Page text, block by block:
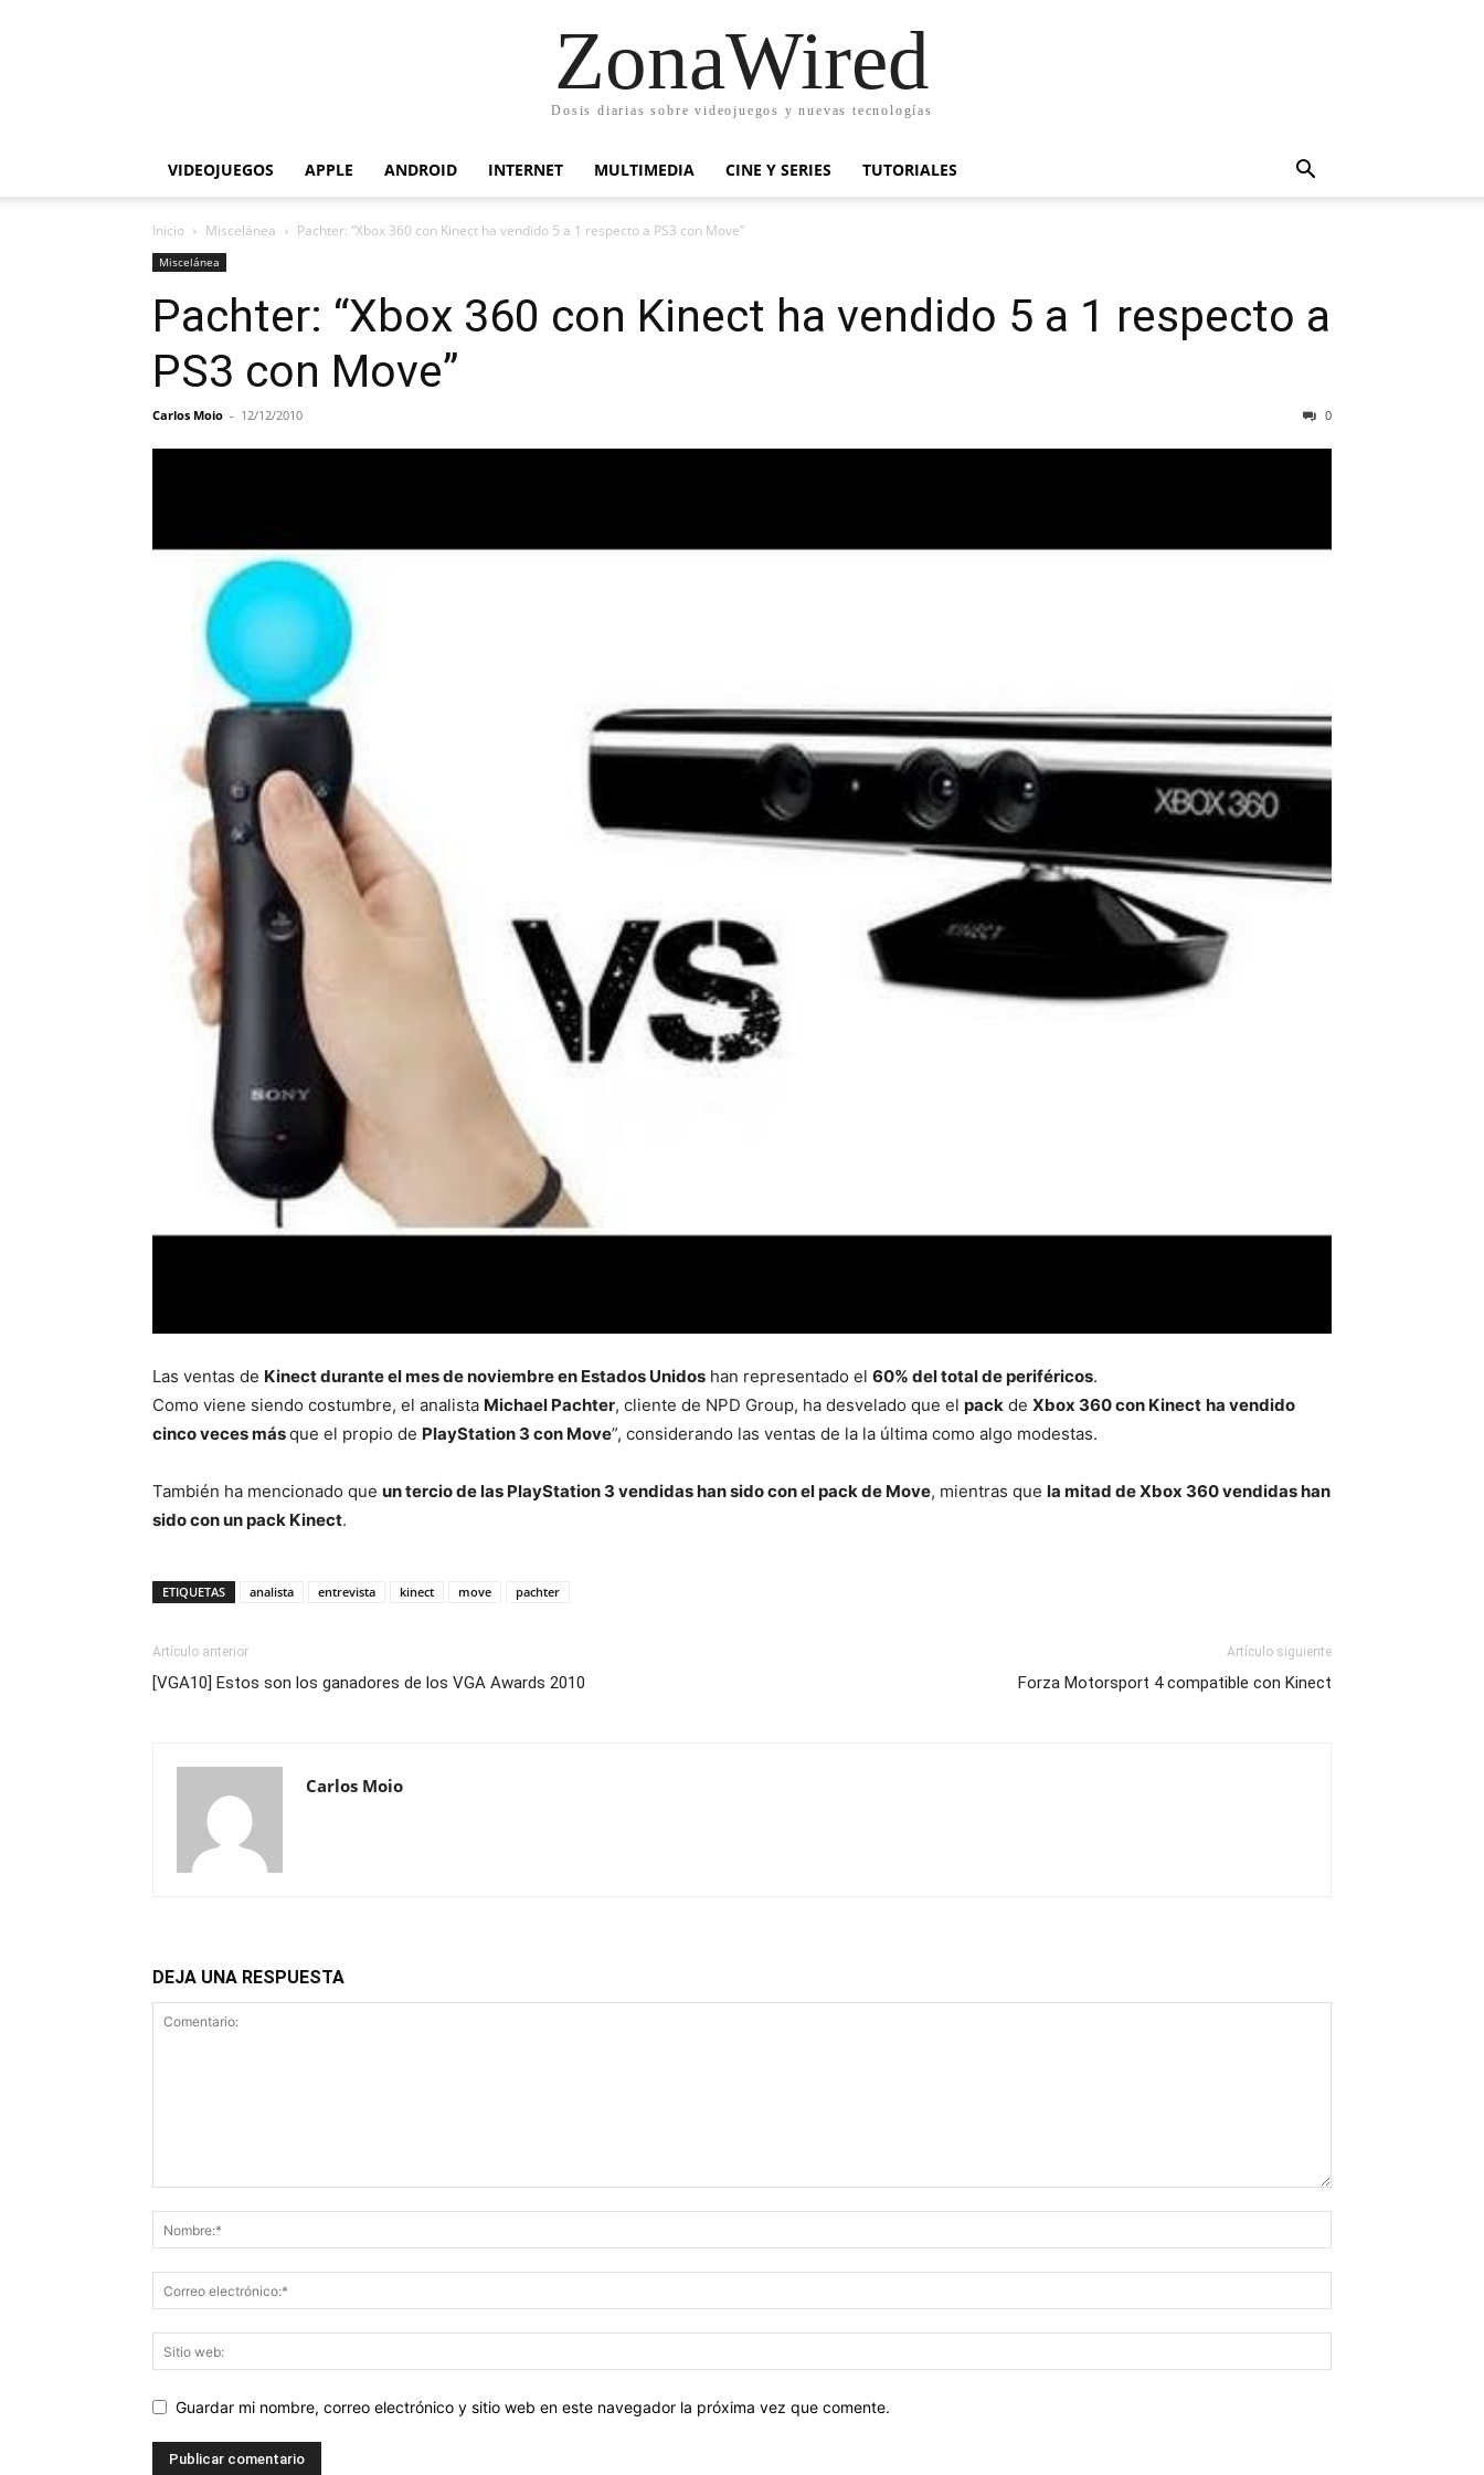
ZonaWired
Dosis diarias sobre videojuegos y nuevas tecnologías
VIDEOJUEGOS APPLE ANDROID INTERNET MULTIMEDIA CINE Y SERIES TUTORIALES
Inicio Miscelánea Pachter: “Xbox 360 con Kinect ha vendido 5 a 1 respecto a PS3 con Move”
Miscelánea
Pachter: “Xbox 360 con Kinect ha vendido 5 a 1 respecto a
PS3 con Move”
Carlos Moio - 12/12/2010 0
Las ventas de Kinect durante el mes de noviembre en Estados Unidos han representado el 60% del total de periféricos.
Como viene siendo costumbre, el analista Michael Pachter, cliente de NPD Group, ha desvelado que el pack de Xbox 360 con Kinect ha vendido
cinco veces másque el propio de PlayStation 3 con Move”, considerando las ventas de la la última como algo modestas.
También ha mencionado que un tercio de las PlayStation 3 vendidas han sido con el pack de Move, mientras que la mitad de Xbox 360 vendidas han
sido con un pack Kinect.
ETIQUETAS analista entrevista kinect move pachter
Artículo anterior
[VGA10] Estos son los ganadores de los VGA Awards 2010
Artículo siguiente
Forza Motorsport 4 compatible con Kinect
Carlos Moio
DEJA UNA RESPUESTA
Guardar mi nombre, correo electrónico y sitio web en este navegador la próxima vez que comente.